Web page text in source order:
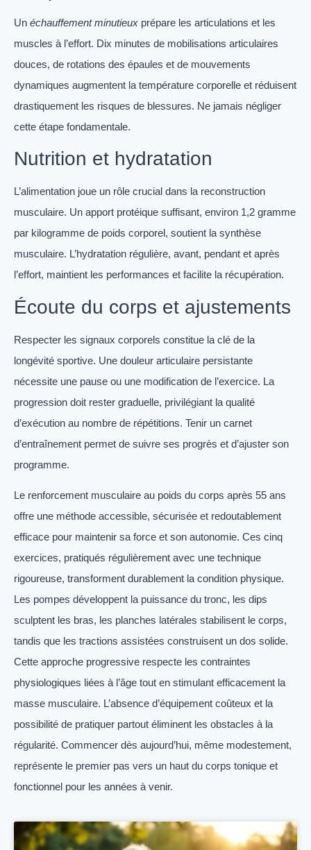
Un échauffement minutieux prépare les articulations et les
muscles à l’effort. Dix minutes de mobilisations articulaires
douces, de rotations des épaules et de mouvements
dynamiques augmentent la température corporelle et réduisent
drastiquement les risques de blessures. Ne jamais négliger
cette étape fondamentale.
Nutrition et hydratation
L’alimentation joue un rôle crucial dans la reconstruction
musculaire. Un apport protéique suffisant, environ 1,2 gramme
par kilogramme de poids corporel, soutient la synthèse
musculaire. L’hydratation régulière, avant, pendant et après
l’effort, maintient les performances et facilite la récupération.
Écoute du corps et ajustements
Respecter les signaux corporels constitue la clé de la
longévité sportive. Une douleur articulaire persistante
nécessite une pause ou une modification de l’exercice. La
progression doit rester graduelle, privilégiant la qualité
d’exécution au nombre de répétitions. Tenir un carnet
d’entraînement permet de suivre ses progrès et d’ajuster son
programme.
Le renforcement musculaire au poids du corps après 55 ans
offre une méthode accessible, sécurisée et redoutablement
efficace pour maintenir sa force et son autonomie. Ces cinq
exercices, pratiqués régulièrement avec une technique
rigoureuse, transforment durablement la condition physique.
Les pompes développent la puissance du tronc, les dips
sculptent les bras, les planches latérales stabilisent le corps,
tandis que les tractions assistées construisent un dos solide.
Cette approche progressive respecte les contraintes
physiologiques liées à l’âge tout en stimulant efficacement la
masse musculaire. L’absence d’équipement coûteux et la
possibilité de pratiquer partout éliminent les obstacles à la
régularité. Commencer dès aujourd’hui, même modestement,
représente le premier pas vers un haut du corps tonique et
fonctionnel pour les années à venir.